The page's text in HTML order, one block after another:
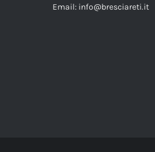
Email: info@bresciareti.it